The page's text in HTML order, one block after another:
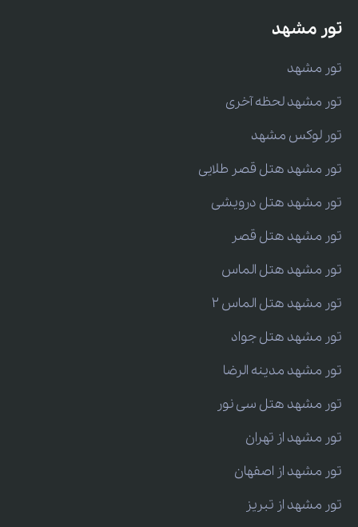
تور مشهد
تور مشهد
تور مشهد لحظه آخری
تور لوکس مشهد
تور مشهد هتل قصر طلایی
تور مشهد هتل درویشی
تور مشهد هتل قصر
تور مشهد هتل الماس
تور مشهد هتل الماس 2
تور مشهد هتل جواد
تور مشهد مدینه الرضا
تور مشهد هتل سی نور
تور مشهد از تهران
تور مشهد از اصفهان
تور مشهد از تبریز